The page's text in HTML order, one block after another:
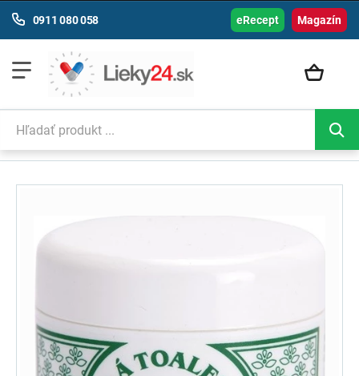
Magazín
0911 080 058 eRecept